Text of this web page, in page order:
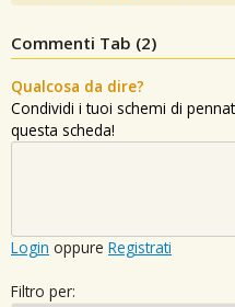
Commenti Tab (2)
Qualcosa da dire?
Condividi i tuoi schemi di
questa scheda!
Login oppure Registrati
Filtro per: